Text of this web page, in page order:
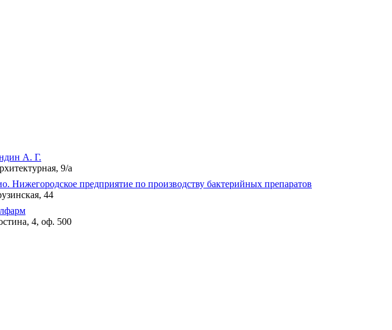
А. Г.
9/а
Нижегородское предприятие по производству бактерийных препаратов
44
4, оф. 500